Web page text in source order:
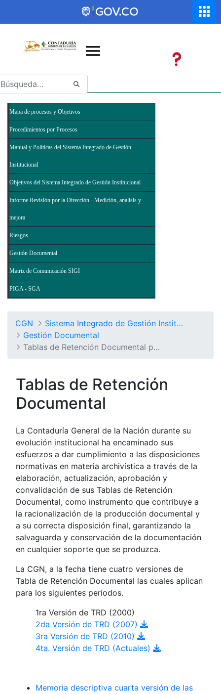
Saltar al contenido principal
Abrir menú de accesibilidad
Mapa de procesos y Objetivos
Procedimientos por Procesos
Manual y Políticas del Sistema Integrado de Gestión
Institucional
Objetivos del Sistema Integrado de Gestión Institucional
Informe Revisión por la Dirección - Medición, análisis y
mejora
Riesgos
Gestión Documental
Matriz de Comunicación SIGI
PIGA - SGA
CGN
Sistema Integrado de Gestión Institucional
Gestión Documental
Tablas de Retención Documental por Procesos
Tablas de Retención
Documental
La Contaduría General de la Nación durante su
evolución institucional ha encaminado sus
esfuerzos a dar cumplimiento a las disposiciones
normativas en materia archivística a través de la
elaboración, actualización, aprobación y
convalidación de sus Tablas de Retención
Documental, como instrumento que contribuye a
la racionalización de la producción documental y
a su correcta disposición final, garantizando la
salvaguarda y conservación de la documentación
en cualquier soporte que se produzca.
La CGN, a la fecha tiene cuatro versiones de
Tabla de Retención Documental las cuales aplican
para los siguientes periodos.
1ra Versión de TRD (2000)
2da Versión de TRD (2007)
3ra Versión de TRD (2010)
4ta. Versión de TRD (Actuales)
Memoria descriptiva cuarta versión de las